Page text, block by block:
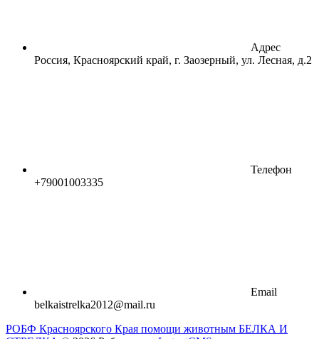
Адрес
Россия, Красноярский край, г. Заозерный, ул. Лесная, д.2
Телефон
+79001003335
Email
belkaistrelka2012@mail.ru
РОБФ Красноярского Края помощи животным БЕЛКА И